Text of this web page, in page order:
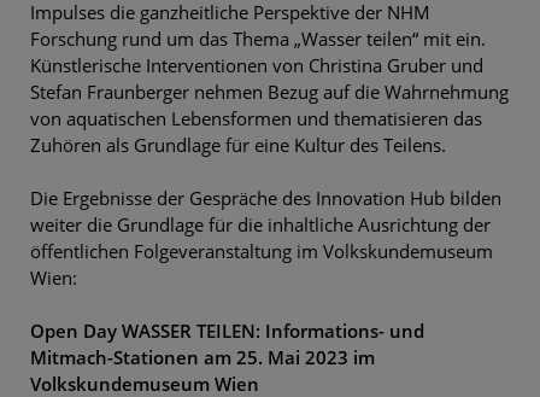
Impulses die ganzheitliche Perspektive der NHM
Forschung rund um das Thema „Wasser teilen“ mit ein.
Künstlerische Interventionen von Christina Gruber und
Stefan Fraunberger nehmen Bezug auf die Wahrnehmung
von aquatischen Lebensformen und thematisieren das
Zuhören als Grundlage für eine Kultur des Teilens.
Die Ergebnisse der Gespräche des Innovation Hub bilden
weiter die Grundlage für die inhaltliche Ausrichtung der
öffentlichen Folgeveranstaltung im Volkskundemuseum
Wien:
Open Day WASSER TEILEN: Informations- und
Mitmach-Stationen am 25. Mai 2023 im
Volkskundemuseum Wien